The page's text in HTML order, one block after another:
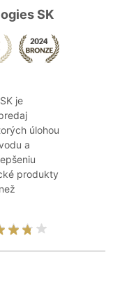
SK
je
úlohou
a
produkty